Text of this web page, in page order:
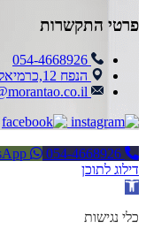
פרטי התקשרות
הנפח 12,כרמיאל(משרדינו נותן שירות בכל אזור הצפון והמרכז)
דילוג לתוכן
פתח סרגל נגישות
כלי נגישות